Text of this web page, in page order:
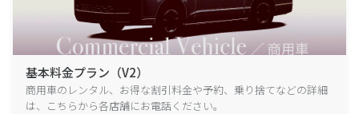
基本料金プラン（V2）
商用車のレンタル、お得な割引料金や予約、乗り捨てなどの詳細
は、こちらから各店舗にお電話ください。